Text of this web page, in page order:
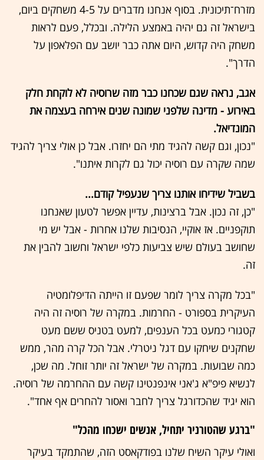
מזרח־תיכונית. בסוף אנחנו מדברים על 4-5 משחקים ביום,
בישראל זה גם יהיה באמצע הלילה. ובכלל, פעם לראות
משחק היה קדוש, היום אתה כבר יושב עם הפלאפון על
הדרך".
אגב, נראה שגם שכחנו כבר מזה שרוסיה לא לוקחת חלק
באירוע - מדינה שלפני שמונה שנים אירחה בעצמה את
המונדיאל.
"נכון, וגם קשה להגיד מתי הם יחזרו. אבל כן אולי צריך להגיד
שמה שקרה עם רוסיה יכול גם לקרות איתנו".
בשביל שידיחו אותנו צריך שנעפיל קודם...
"כן, זה נכון. אבל ברצינות, עדיין אפשר לטעון שאנחנו
תוקפניים. אז אוקיי, הנסיבות שלנו אחרות - אבל יש מי
שחושב בעולם שיש צביעות כלפי ישראל וחשוב להבין את
זה.
"בכל מקרה צריך לומר שפעם זו הייתה הדיפלומטיה
העיקרית בספורט - החרמות. במקרה של רוסיה זה היה
קטגורי כמעט בכל הענפים, למעט בטניס ששם מעט
שחקנים שיחקו עם דגל ניטרלי. אבל הכל קרה מהר, ממש
כמה שבועות. במקרה של ישראל זה יותר זוחל. מה שכן,
לנשיא פיפ"א ג'אני אינפנטינו קשה עם ההחרמה של רוסיה.
הוא יגיד שהכדורגל צריך לחבר ואסור להחרים אף אחד".
"ברגע שהטורניר יתחיל, אנשים ישכחו מהכל"
ואולי עיקר השיח שלנו בפודקאסט הזה, שהתמקד בעיקר